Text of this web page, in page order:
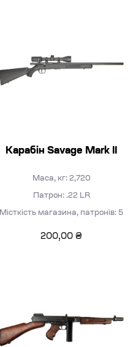
Карабін Savage Mark II
Маса, кг: 2,720
Патрон: .22 LR
Місткість магазина, патронів: 5
200,00 ₴